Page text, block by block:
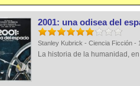
2001: una odisea del
Stanley Kubrick - Ciencia Ficción -
La historia de la humanidad,